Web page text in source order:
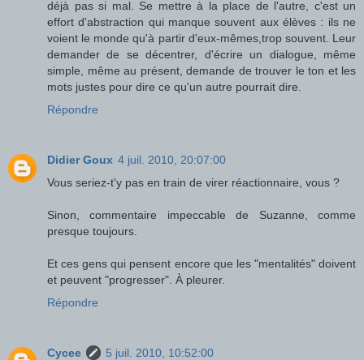
déjà pas si mal. Se mettre à la place de l'autre, c'est un
effort d'abstraction qui manque souvent aux élèves : ils ne
voient le monde qu'à partir d'eux-mêmes,trop souvent. Leur
demander de se décentrer, d'écrire un dialogue, même
simple, même au présent, demande de trouver le ton et les
mots justes pour dire ce qu'un autre pourrait dire.
Répondre
Didier Goux 4 juil. 2010, 20:07:00
Vous seriez-t'y pas en train de virer réactionnaire, vous ?
Sinon, commentaire impeccable de Suzanne, comme
presque toujours.
Et ces gens qui pensent encore que les "mentalités" doivent
et peuvent "progresser". À pleurer.
Répondre
Cycee
5 juil. 2010, 10:52:00